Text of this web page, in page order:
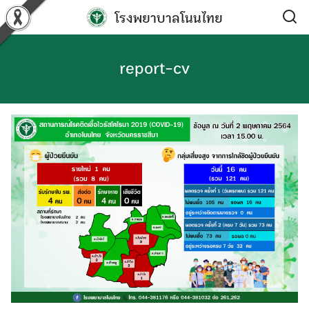
Skip
to
content
โรงพยาบาลโนนไทย
report-cv